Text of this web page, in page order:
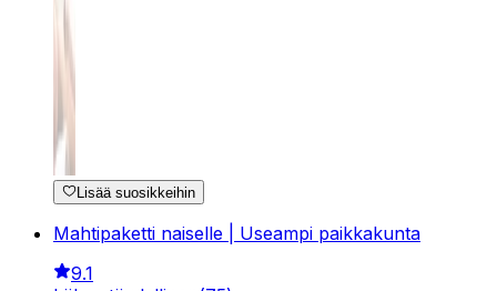
Lisää suosikkeihin
Mahtipaketti naiselle | Useampi paikkakunta
9.1